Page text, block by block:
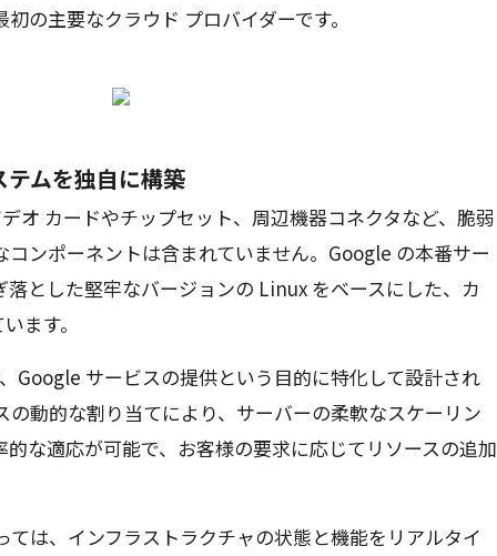
の主要なクラウド プロバイダーです。
ムを独自に構築
オ カードやチップセット、周辺機器コネクタなど、脆弱
ンポーネントは含まれていません。Google の本番サー
とした堅牢なバージョンの Linux をベースにした、カ
ます。
Google サービスの提供という目的に特化して設計され
の動的な割り当てにより、サーバーの柔軟なスケーリン
な適応が可能で、お客様の要求に応じてリソースの追加
ては、インフラストラクチャの状態と機能をリアルタイ